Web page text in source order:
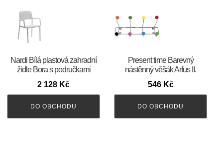
Nardi Bílá plastová zahradní
židle Bora s područkami
2 128 Kč
DO OBCHODU
Present time Barevný
nástěnný věšák Arfus II.
546 Kč
DO OBCHODU